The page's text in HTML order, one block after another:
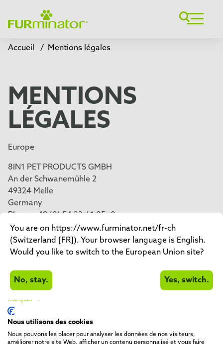
Accueil / Mentions légales
MENTIONS
LÉGALES
Europe
8IN1 PET PRODUCTS GMBH
An der Schwanemühle 2
49324 Melle
Germany
Phone +49 (0) 54 22 / 1 05 -0
Fax +49 (0) 54 22 / 4 29 85
info@furminator.net
www.furminator.net
Direction générale : Lars Borrmann, Eric Beukeboom,
Faisal Qadir, Ehsan Zargar, Timothy Lardinois
2 du traité allemand sur la radiodiffusion (RStV) : Lars
Borrmann,
Herrenteich 78, 49324 Melle
You are on https://www.furminator.net/fr-ch
(Switzerland [FR]). Your browser language is English.
Would you like to switch to the European Union site?
No, stay. Yes, switch.
français
Nous utilisons des cookies
Nous pouvons les placer pour analyser les données de nos visiteurs,
améliorer notre site Web, afficher un contenu personnalisé et vous faire